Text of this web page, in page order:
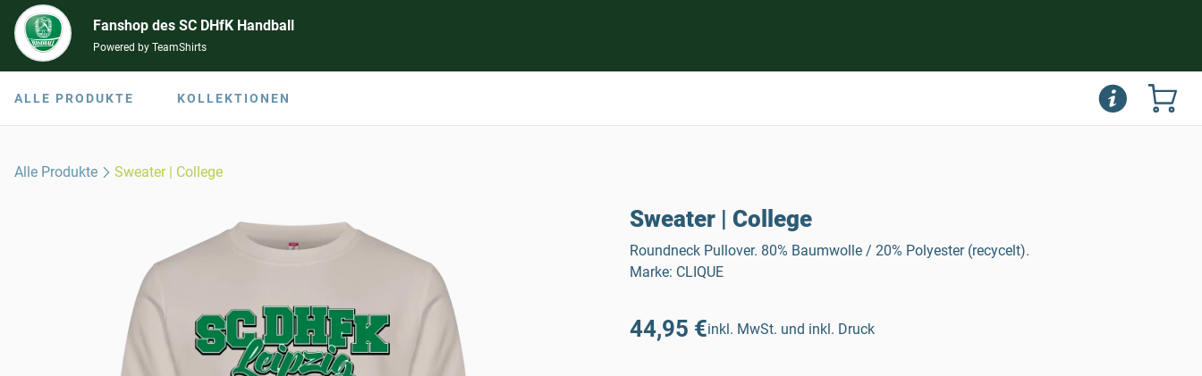
Fanshop des SC DHfK Handball
Powered by TeamShirts
ALLE PRODUKTE KOLLEKTIONEN
Alle Produkte Sweater | College
Sweater | College
Roundneck Pullover. 80% Baumwolle / 20% Polyester (recycelt).
Marke: CLIQUE
44,95 €inkl. MwSt. und inkl. Druck